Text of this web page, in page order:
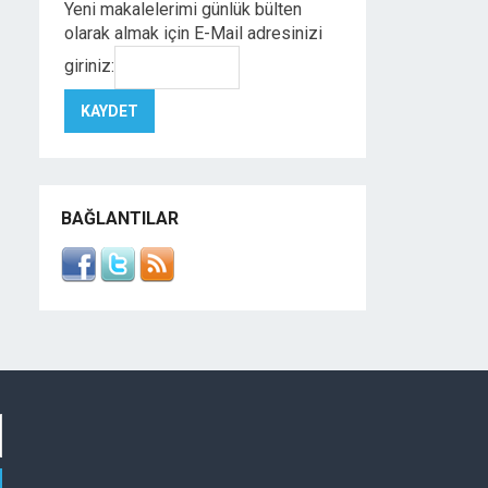
Yeni makalelerimi günlük bülten
olarak almak için E-Mail adresinizi
giriniz:
BAĞLANTILAR